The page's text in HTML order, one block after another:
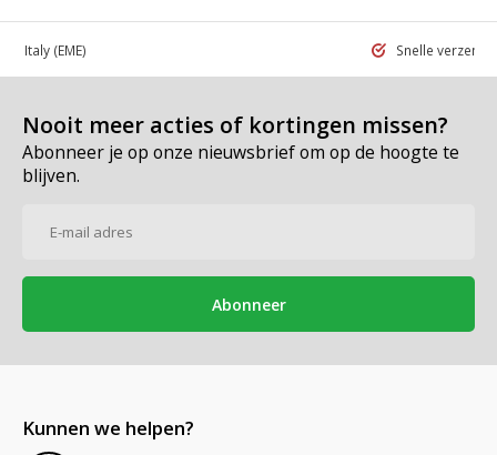
in Italy (EME) Snelle
Nooit meer acties of kortingen missen?
Abonneer je op onze nieuwsbrief om op de hoogte te
blijven.
Abonneer
Kunnen we helpen?